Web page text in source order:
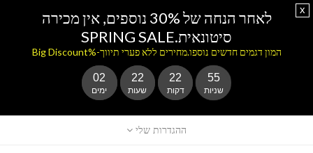
ההגדרות שלי
לאחר הנחה של 30% נוספים, אין מכירה
סיטונאית.SPRING SALE
המון דגמים חדשים נוספו.מחירים ללא פערי תיווך-%Big Discount
02
ימים
22
שעות
22
דקות
53
שניות
x